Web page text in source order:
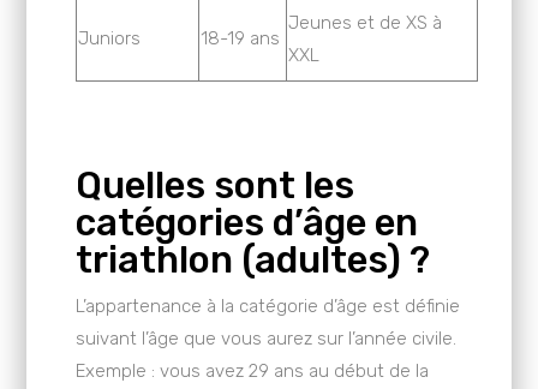
Juniors 18-19 ans
Jeunes et de XS à
XXL
Quelles sont les
catégories d’âge en
triathlon (adultes) ?
L’appartenance à la catégorie d’âge est définie
suivant l’âge que vous aurez sur l’année civile.
Exemple : vous avez 29 ans au début de la